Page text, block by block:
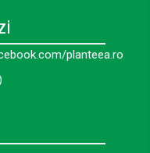
în mod
este recomandată să
cure, se poate lua o
planteea.ro